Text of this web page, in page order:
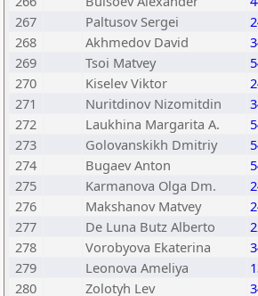
267
Paltusov Sergei
268
Akhmedov David
269
Tsoi Matvey
270
Kiselev Viktor
271
Nuritdinov Nizomitdin
272
Laukhina Margarita A.
273
Golovanskikh Dmitriy
274
Bugaev Anton
275
Karmanova Olga Dm.
276
Makshanov Matvey
277
De Luna Butz Alberto
278
Vorobyova Ekaterina
279
Leonova Ameliya
280
Zolotyh Lev